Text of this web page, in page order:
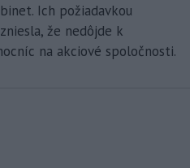
Ich požiadavkou
že nedôjde k
na akciové spoločnosti.